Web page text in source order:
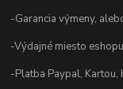
-Garancia výmeny,
-Výdajné miesto
-Platba Paypal,